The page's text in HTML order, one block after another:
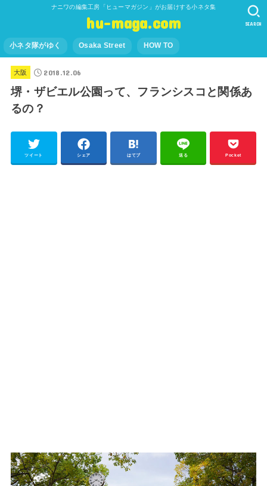
ナニワの編集工房「ヒューマガジン」がお届けする小ネタ集
hu-maga.com
小ネタ隊がゆく Osaka Street HOW TO
SEARCH
大阪 2018.12.06
堺・ザビエル公園って、フランシスコと関係あ
るの？
ツイート シェア はてブ 送る Pocket